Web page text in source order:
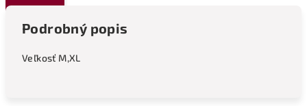
Podrobný popis
Veľkosť M,XL